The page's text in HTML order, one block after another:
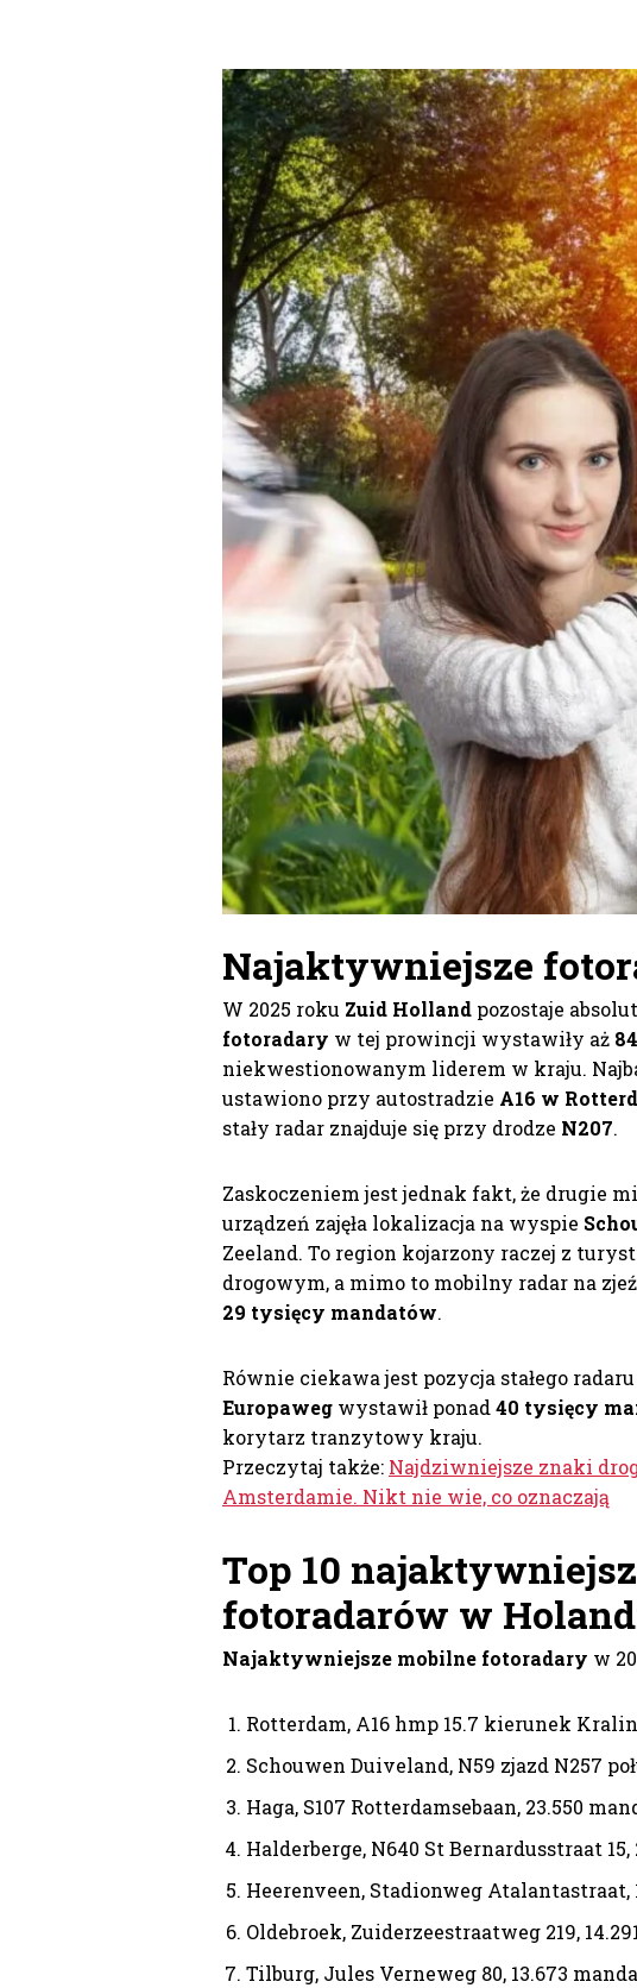
Najaktywniejsze
W 2025 roku Zuid Holland pozostaje
fotoradary w tej prowincji wystawiły aż
niekwestionowanym liderem w kraju.
ustawiono przy autostradzie A16 w
stały radar znajduje się przy drodze N207.
Zaskoczeniem jest jednak fakt, że drugie
urządzeń zajęła lokalizacja na wyspie
Zeeland. To region kojarzony raczej z
drogowym, a mimo to mobilny radar na
29 tysięcy mandatów.
Równie ciekawa jest pozycja stałego
Europaweg wystawił ponad40 tysięcy
korytarz tranzytowy kraju.
Przeczytaj także: Najdziwniejsze znaki
Amsterdamie. Nikt nie wie, co oznaczają
Top 10
fotoradarów w
Najaktywniejsze mobilne fotoradary w
Rotterdam, A16 hmp 15.7 kierunek
Schouwen Duiveland, N59 zjazd N257
Haga, S107 Rotterdamsebaan, 23.550
Halderberge, N640 St Bernardusstraat
Heerenveen, Stadionweg Atalantastraat,
Oldebroek, Zuiderzeestraatweg 219,
Tilburg, Jules Verneweg 80, 13.673